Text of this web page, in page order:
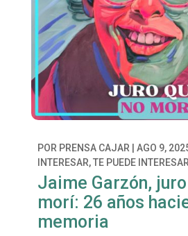
POR PRENSA CAJAR AGO 9,
INTERESAR,TE PUEDE
Jaime Garzón,
morí: 26 años
memoria